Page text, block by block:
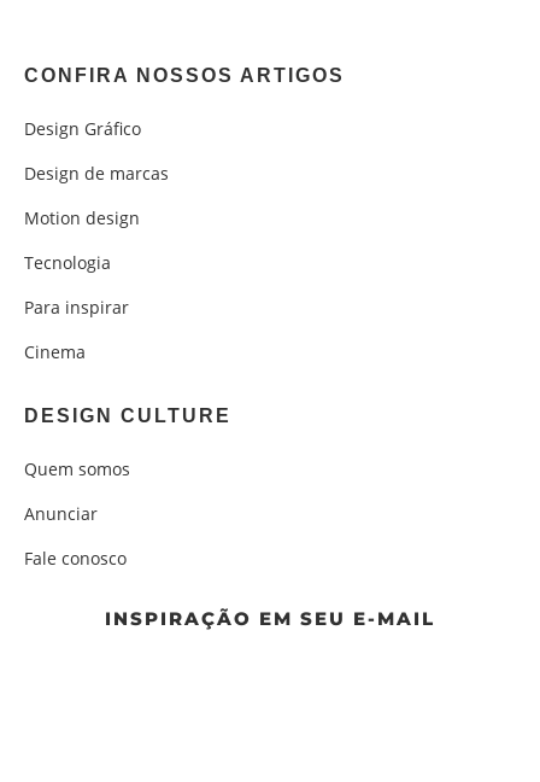
CONFIRA NOSSOS ARTIGOS
Design Gráfico
Design de marcas
Motion design
Tecnologia
Para inspirar
Cinema
DESIGN CULTURE
Quem somos
Anunciar
Fale conosco
INSPIRAÇÃO EM SEU E-MAIL